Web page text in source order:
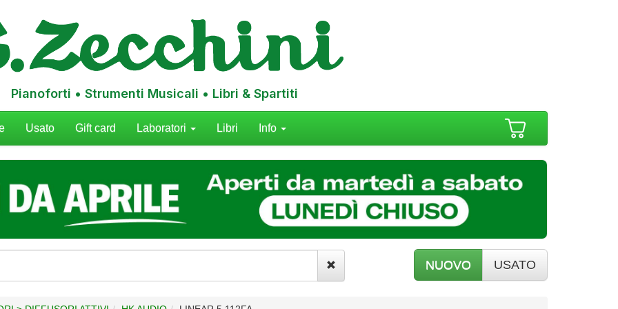
Pianoforti • Strumenti Musicali • Libri & Spartiti
Usato Gift card Laboratori Libri Info
NUOVO USATO